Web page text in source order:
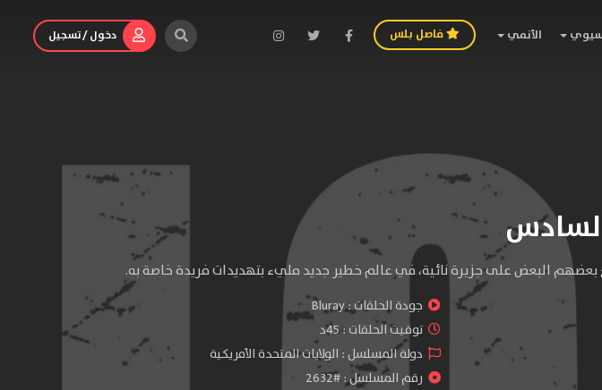
الأنمي فاصل بلس دخول / تسجيل
البعض على جزيرة نائية، في عالم خطير جديد مليء بتهديدات فريدة خاصة به.
جودة الحلقات :Bluray
توقيت الحلقات : 45د
دولة المسلسل : الولايات المتحدة الأمريكية
رقم المسلسل : #2632